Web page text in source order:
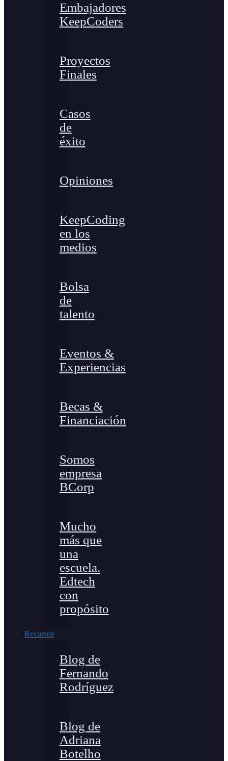
Embajadores
KeepCoders
Proyectos
Finales
Casos
de
éxito
Opiniones
KeepCoding
en los
medios
Bolsa
de
talento
Eventos &
Experiencias
Becas &
Financiación
Somos
empresa
BCorp
Mucho
más que
una
escuela.
Edtech
con
propósito
Recursos
Blog de
Fernando
Rodríguez
Blog de
Adriana
Botelho